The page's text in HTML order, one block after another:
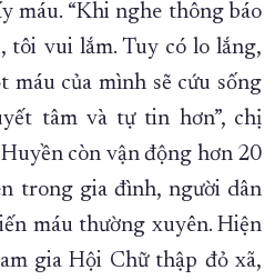
máu. “Khi nghe thông báo
tôi vui lắm. Tuy có lo lắng,
của mình sẽ cứu sống
tâm và tự tin hơn”, chị
còn vận động hơn 20
trong gia đình, người dân
máu thường xuyên. Hiện
gia Hội Chữ thập đỏ xã,